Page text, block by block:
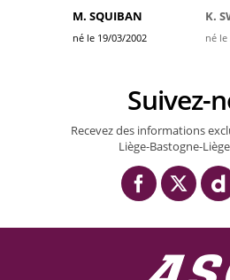
M. SQUIBAN
né le 19/03/2002
K.
né le
Suivez-
Recevez des informations
Liège-Bastogne-